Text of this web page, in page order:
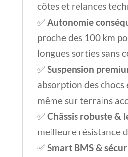
côtes et relances
✅Autonomie
proche des 100 km
longues sorties sans
✅Suspension
absorption des
même sur terrains
✅Châssis robuste &
meilleure résistance
✅Smart BMS &